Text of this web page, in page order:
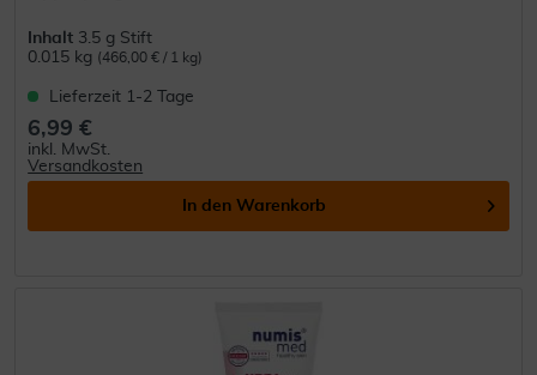
Inhalt 3.5 g Stift
0.015 kg (466,00 € / 1 kg)
Lieferzeit 1-2 Tage
6,99 €
inkl. MwSt.
Versandkosten
In den Warenkorb